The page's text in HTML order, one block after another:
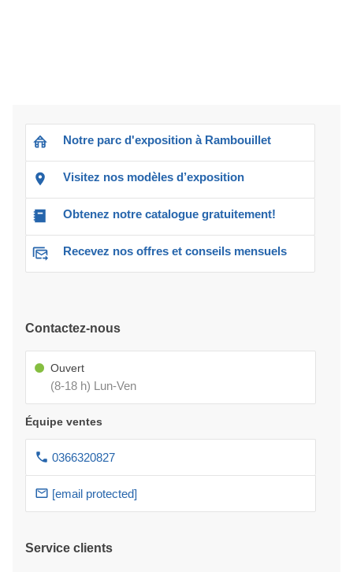
Notre parc d'exposition à Rambouillet
Visitez nos modèles d’exposition
Obtenez notre catalogue gratuitement!
Recevez nos offres et conseils mensuels
Contactez-nous
Ouvert
(8-18 h) Lun-Ven
Équipe ventes
0366320827
[email protected]
Service clients